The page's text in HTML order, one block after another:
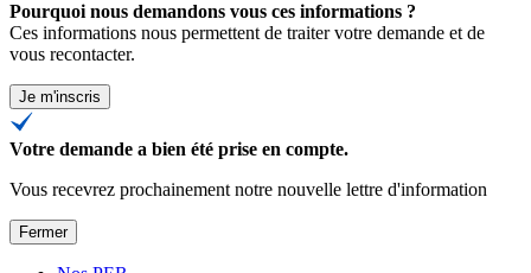
Pourquoi nous demandons vous ces informations ?
Ces informations nous permettent de traiter votre demande et de
vous recontacter.
Je m'inscris
Votre demande a bien été prise en compte.
Vous recevrez prochainement notre nouvelle lettre d'information
Fermer